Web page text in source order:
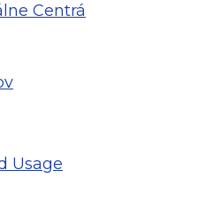
Centrá
Usage